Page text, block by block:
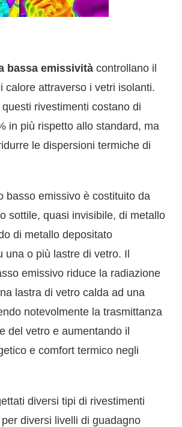
bassa emissività controllano il
calore attraverso i vetri isolanti.
rivestimenti costano di
in più rispetto allo standard, ma
le dispersioni termiche di
basso emissivo è costituito da
sottile, quasi invisibile, di metallo
di metallo depositato
una o più lastre di vetro. Il
emissivo riduce la radiazione
lastra di vetro calda ad una
notevolmente la trasmittanza
del vetro e aumentando il
e comfort termico negli
diversi tipi di rivestimenti
diversi livelli di guadagno